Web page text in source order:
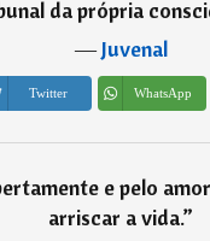
da própria
―Juvenal
Twitter WhatsApp
e pelo
arriscar a vida.”